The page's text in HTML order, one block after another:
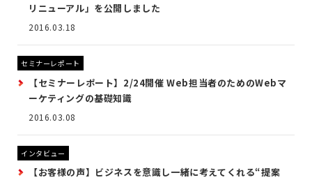
リニューアル」を公開しました
2016.03.18
セミナーレポート
【セミナーレポート】2/24開催 Web担当者のためのWebマ
ーケティングの基礎知識
2016.03.08
インタビュー
【お客様の声】ビジネスを意識し一緒に考えてくれる“提案